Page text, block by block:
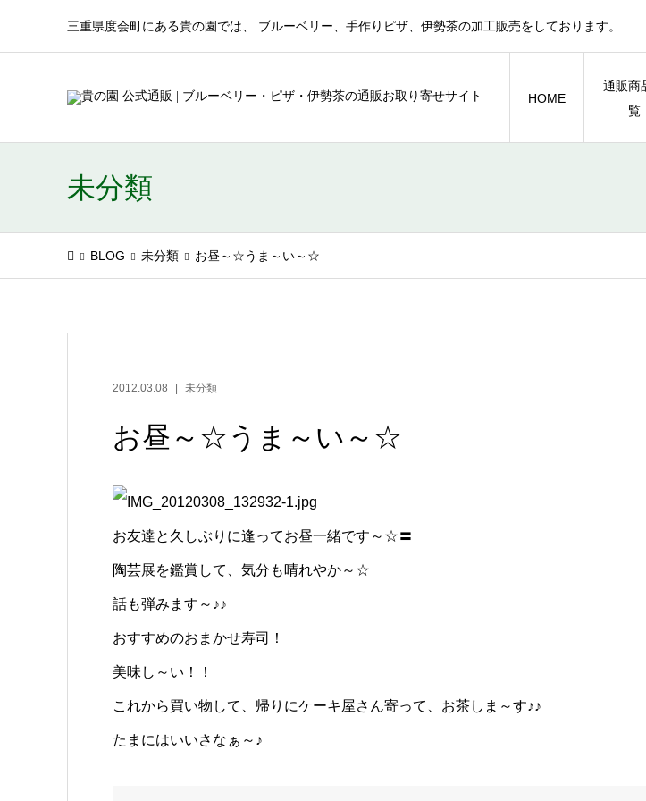
三重県度会町にある貴の園では、 ブルーベリー、手作りピザ、伊勢茶の加工販売をしております。
HOME
通販商
覧
未分類
BLOG 未分類 お昼～☆うま～い～☆
2012.03.08 未分類
お昼～☆うま～い～☆
お友達と久しぶりに逢ってお昼一緒です～☆〓
陶芸展を鑑賞して、気分も晴れやか～☆
話も弾みます～♪♪
おすすめのおまかせ寿司！
美味し～い！！
これから買い物して、帰りにケーキ屋さん寄って、お茶しま～す♪♪
たまにはいいさなぁ～♪